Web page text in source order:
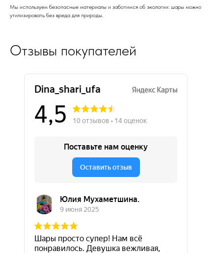
Мы используем безопасные материалы и заботимся об экологии: шары можно
утилизировать без вреда для природы.
Отзывы покупателей